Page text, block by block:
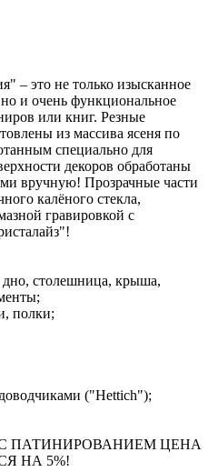
– это не только изысканное
и очень функциональное
или книг. Резные
из массива ясеня по
специально для
декоров обработаны
вручную! Прозрачные части
калёного стекла,
гравировкой с
дно, столешница, крыша,
полки;
("Hettich");
ПАТИНИРОВАНИЕМ ЦЕНА
НА 5%!